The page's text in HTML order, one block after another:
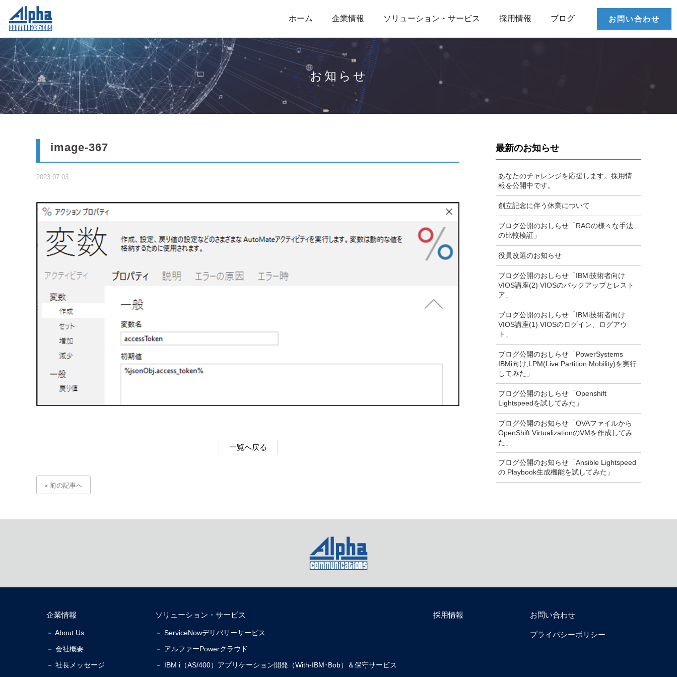
ホーム 企業情報 ソリューション・サービス 採用情報 ブログ お問い合わせ
お知らせ
image-367
2023.07.03
一覧へ戻る
« 前の記事へ
最新のお知らせ
あなたのチャレンジを応援します。採用情
報を公開中です。
創立記念に伴う休業について
ブログ公開のおしらせ「RAGの様々な手法
の比較検証」
役員改選のお知らせ
ブログ公開のおしらせ「IBMi技術者向け
VIOS講座(2) VIOSのバックアップとレスト
ア」
ブログ公開のおしらせ「IBMi技術者向け
VIOS講座(1) VIOSのログイン、ログアウ
ト」
ブログ公開のおしらせ「PowerSystems
IBMi向け,LPM(Live Partition Mobility)を実行
してみた」
ブログ公開のおしらせ「Openshift
Lightspeedを試してみた」
ブログ公開のお知らせ「OVAファイルから
OpenShift VirtualizationのVMを作成してみ
た」
ブログ公開のお知らせ「Ansible Lightspeed
の Playbook生成機能を試してみた」
企業情報
－ About Us
－ 会社概要
－ 社長メッセージ
ソリューション・サービス
－ ServiceNowデリバリーサービス
－ アルファーPowerクラウド
－ IBM i（AS/400）アプリケーション開発（With-IBM･Bob）＆保守サービス
採用情報 お問い合わせ
プライバシーポリシー